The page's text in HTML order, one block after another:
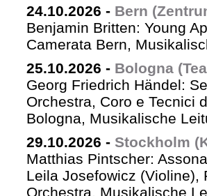
24.10.2026 - Bern
Benjamin Britten: Young
Camerata Bern,
25.10.2026 - Bologna
Georg Friedrich Händel:
Orchestra, Coro e Tecnici
Bologna, Musikalische
29.10.2026 - Stockholm
Matthias Pintscher:
Leila Josefowicz (Violine),
Orchestra, Musikalische